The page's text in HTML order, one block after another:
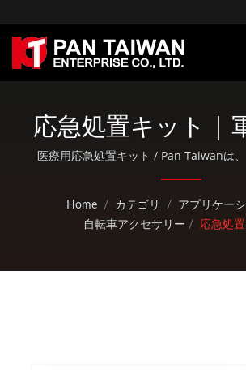
応急処置キット |
ティカルバッグ
ュックサック製
Pan Taiwan
医療用応急処置キット / Pan Taiwanは
出成形サービス、ダイカスト、鍛造、
/ ODMサービスを提供してい
Home / カテゴリ / アプリケー
自転車アクセサリー / 応急処